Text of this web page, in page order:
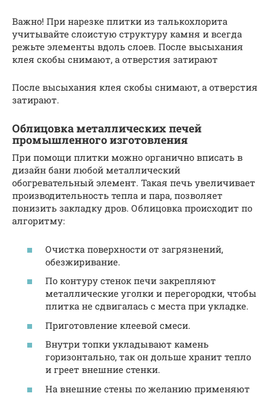
Важно! При нарезке плитки из талькохлорита
учитывайте слоистую структуру камня и всегда
режьте элементы вдоль слоев. После высыхания
клея скобы снимают, а отверстия затирают
После высыхания клея скобы снимают, а отверстия
затирают.
Облицовка металлических печей
промышленного изготовления
При помощи плитки можно органично вписать в
дизайн бани любой металлический
обогревательный элемент. Такая печь увеличивает
производительность тепла и пара, позволяет
понизить закладку дров. Облицовка происходит по
алгоритму:
Очистка поверхности от загрязнений,
обезжиривание.
По контуру стенок печи закрепляют
металлические уголки и перегородки, чтобы
плитка не сдвигалась с места при укладке.
Приготовление клеевой смеси.
Внутри топки укладывают камень
горизонтально, так он дольше хранит тепло
и греет внешние стенки.
На внешние стены по желанию применяют